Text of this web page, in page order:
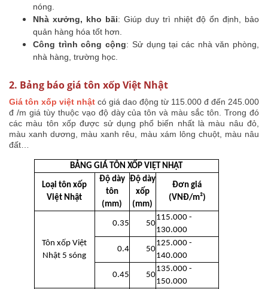
nóng.
Nhà xưởng, kho bãi: Giúp duy trì nhiệt độ ổn định, bảo
quản hàng hóa tốt hơn.
Công trình công cộng: Sử dụng tại các nhà văn phòng,
nhà hàng, trường học.
2. Bảng báo giá tôn xốp Việt Nhật
Giá tôn xốp việt nhật có giá dao động từ 115.000 đ đến 245.000
đ /m giá tùy thuộc vạo độ dày của tôn và màu sắc tôn. Trong đó
các màu tôn xốp được sử dụng phổ biến nhất là màu nâu đỏ,
màu xanh dương, màu xanh rêu, màu xám lông chuột, màu nâu
đất…
BẢNG GIÁ TÔN XỐP VIỆT NHẬT
Loại tôn xốp
Việt Nhật
Độ dày
tôn
(mm)
Độ dày
xốp
(mm)
Đơn giá
(VNĐ/m²)
Tôn xốp Việt
Nhật 5 sóng
0.35 50
115.000 -
130.000
0.4 50
125.000 -
140.000
0.45 50
135.000 -
150.000